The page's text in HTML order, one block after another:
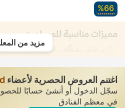
66‏%
مميزات مناسبة للمسلمين
مرحاض بشطّاف داخلي مدمج • في
مزيد من
اغتنم العروض الحصرية لأعضاء
سجّل الدخول أو أنشئ حسابًا
في معظم الفنادق